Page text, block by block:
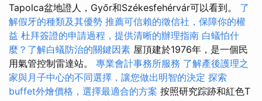
Tapolca盆地證人，Győr和Székesfehérvár可以看到。 了
解假牙的種類及其優勢 推薦可信賴的徵信社，保障你的權
益 杜拜簽證的申請過程，提供清晰的辦理指南 白蟻怕什
麼？了解白蟻防治的關鍵因素 屋頂建於1976年，是一個民
用氣管控制雷達站。 專業會計事務所服務 了解產後護理之
家與月子中心的不同選擇，讓您做出明智的決定 探索
buffet外燴價格，選擇最適合的方案 按照研究踪跡和紅色T